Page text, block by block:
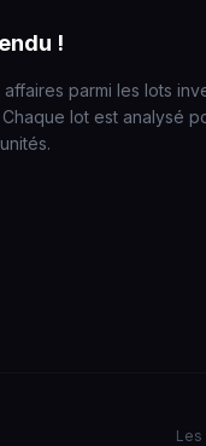
!
parmi les lots
lot est analysé